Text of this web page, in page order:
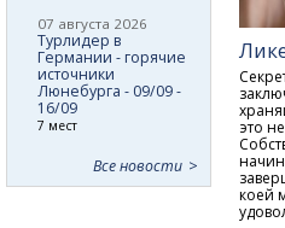
это
коей
07 августа 2026
Турлидер в
Германии - горячие
источники
Люнебурга - 09/09 -
16/09
7 мест
Все новости